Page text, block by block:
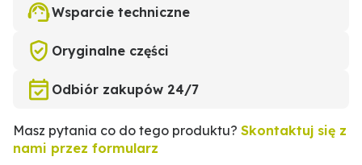
Wsparcie techniczne
Oryginalne części
Odbiór zakupów 24/7
Masz pytania co do tego produktu? Skontaktuj się z
nami przez formularz